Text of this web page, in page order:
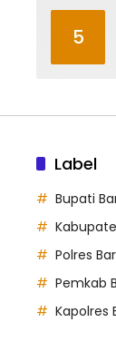
5
Label
Bupati
Polres
Pemkab
Kapolres